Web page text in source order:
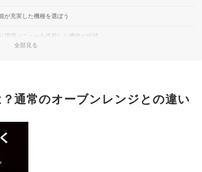
が充実した機種を選ぼう
調理メニューを搭載した機種が候補
め人気ランキング
？
マルチクッカーもおすすめ
全部見る
通常のオーブンレンジとの違い